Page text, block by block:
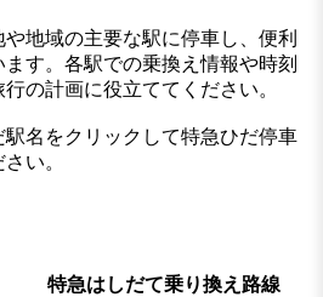
地域の主要な駅に停車し、便利
す。各駅での乗換え情報や時刻
の計画に役立ててください。
名をクリックして特急ひだ停車
い。
特急はしだて乗り換え路線